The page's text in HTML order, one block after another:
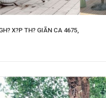
X?P TH? GIÃN CA 4675,